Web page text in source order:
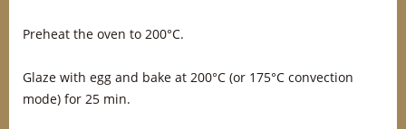
Preheat the oven to 200°C.
Glaze with egg and bake at 200°C (or 175°C convection
mode) for 25 min.